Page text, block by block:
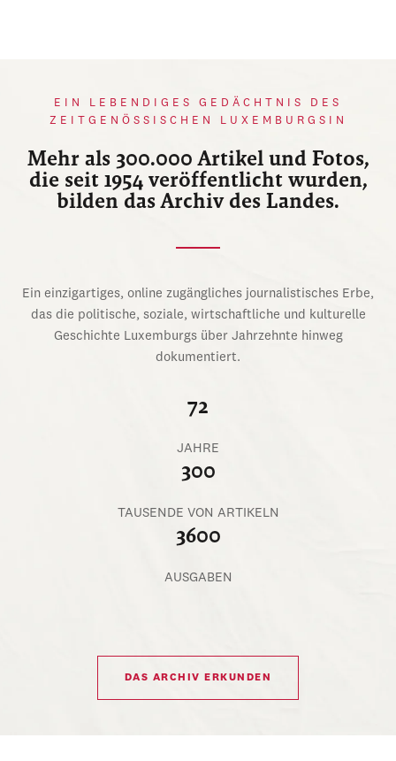
EIN LEBENDIGES GEDÄCHTNIS DES
ZEITGENÖSSISCHEN LUXEMBURGSIN
Mehr als 300.000 Artikel und Fotos,
die seit 1954 veröffentlicht wurden,
bilden das Archiv des Landes.
Ein einzigartiges, online zugängliches journalistisches Erbe,
das die politische, soziale, wirtschaftliche und kulturelle
Geschichte Luxemburgs über Jahrzehnte hinweg
dokumentiert.
72
JAHRE
300
TAUSENDE VON ARTIKELN
3600
AUSGABEN
DAS ARCHIV ERKUNDEN